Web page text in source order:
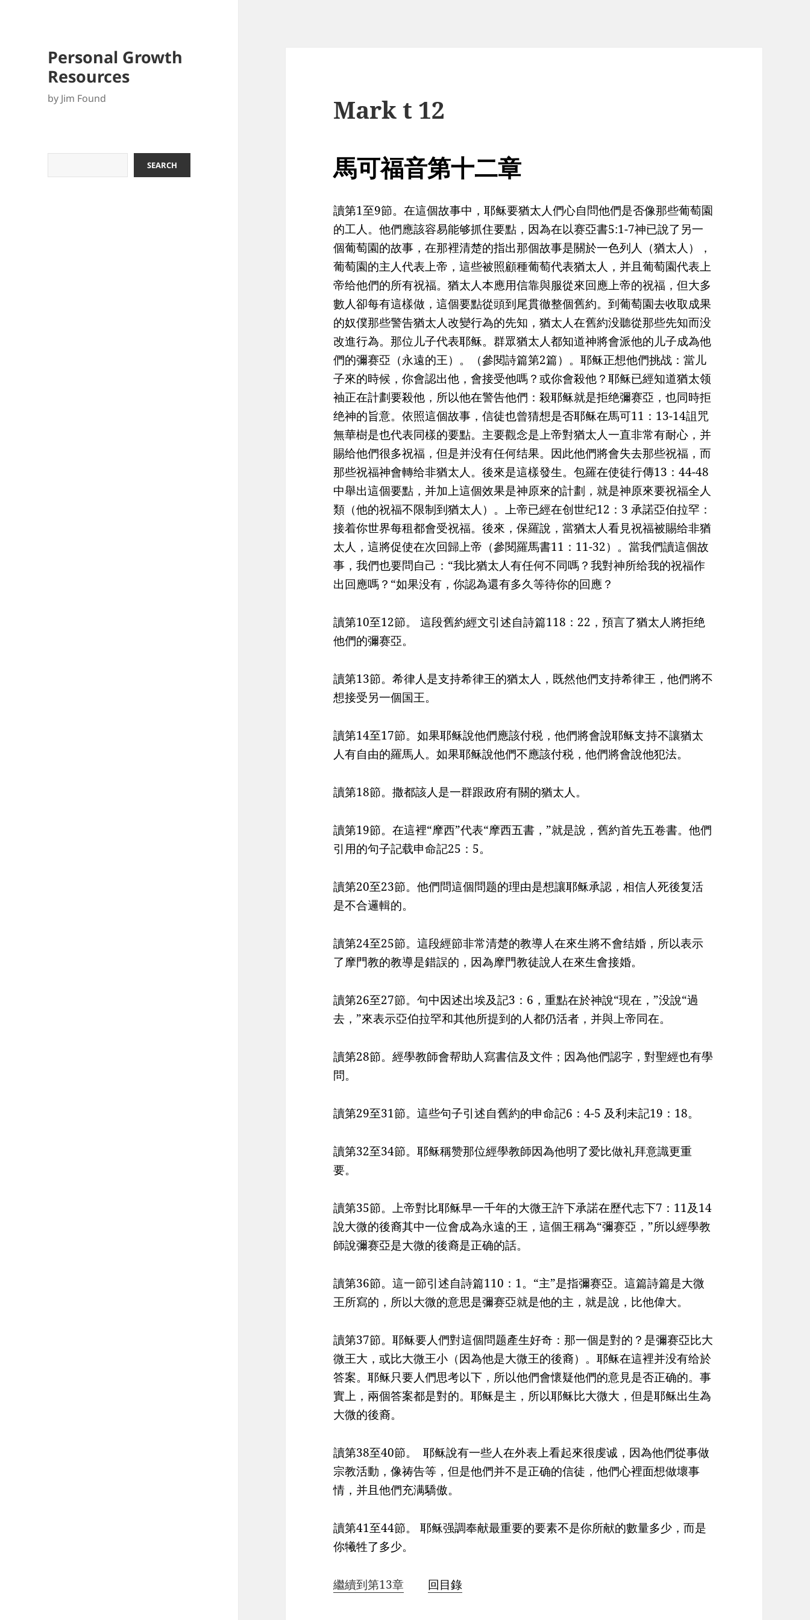
Personal Growth
Resources
by Jim Found
SEARCH
Mark t 12
馬可福音第十二章
讀第1至9節。在這個故事中，耶稣要猶太人們心自問他們是否像那些葡萄園
的工人。他們應該容易能够抓住要點，因為在以赛亞書5:1-7神已說了另一
個葡萄園的故事，在那裡清楚的指出那個故事是關於一色列人（猶太人），
葡萄園的主人代表上帝，這些被照顧種葡萄代表猶太人，并且葡萄園代表上
帝给他們的所有祝福。猶太人本應用信靠與服從來回應上帝的祝福，但大多
數人卻每有這樣做，這個要點從頭到尾貫徹整個舊約。到葡萄園去收取成果
的奴僕那些警告猶太人改變行為的先知，猶太人在舊約没聽從那些先知而没
改進行為。那位儿子代表耶稣。群眾猶太人都知道神將會派他的儿子成為他
們的彌赛亞（永遠的王）。（參閱詩篇第2篇）。耶稣正想他們挑战：當儿
子來的時候，你會認出他，會接受他嗎？或你會殺他？耶稣已經知道猶太领
袖正在計劃要殺他，所以他在警告他們：殺耶稣就是拒绝彌赛亞，也同時拒
绝神的旨意。依照這個故事，信徒也曾猜想是否耶稣在馬可11：13-14詛咒
無華樹是也代表同樣的要點。主要觀念是上帝對猶太人一直非常有耐心，并
賜给他們很多祝福，但是并没有任何结果。因此他們將會失去那些祝福，而
那些祝福神會轉给非猶太人。後來是這樣發生。包羅在使徒行傳13：44-48
中舉出這個要點，并加上這個效果是神原來的計劃，就是神原來要祝福全人
類（他的祝福不限制到猶太人）。上帝已經在创世纪12：3 承諾亞伯拉罕：
接着你世界每租都會受祝福。後來，保羅說，當猶太人看見祝福被賜给非猶
太人，這將促使在次回歸上帝（參閱羅馬書11：11-32）。當我們讀這個故
事，我們也要問自己：“我比猶太人有任何不同嗎？我對神所给我的祝福作
出回應嗎？“如果没有，你認為還有多久等待你的回應？
讀第10至12節。 這段舊約經文引述自詩篇118：22，預言了猶太人將拒绝
他們的彌赛亞。
讀第13節。希律人是支持希律王的猶太人，既然他們支持希律王，他們將不
想接受另一個国王。
讀第14至17節。如果耶稣說他們應該付税，他們將會說耶稣支持不讓猶太
人有自由的羅馬人。如果耶稣說他們不應該付税，他們將會說他犯法。
讀第18節。撒都該人是一群跟政府有關的猶太人。
讀第19節。在這裡“摩西”代表“摩西五書，”就是說，舊約首先五卷書。他們
引用的句子記载申命記25：5。
讀第20至23節。他們問這個問题的理由是想讓耶稣承認，相信人死後复活
是不合邏輯的。
讀第24至25節。這段經節非常清楚的教導人在來生將不會结婚，所以表示
了摩門教的教導是錯誤的，因為摩門教徒說人在來生會接婚。
讀第26至27節。句中因述出埃及記3：6，重點在於神說“現在，”没說“過
去，”來表示亞伯拉罕和其他所提到的人都仍活者，并與上帝同在。
讀第28節。經學教師會帮助人寫書信及文件；因為他們認字，對聖經也有學
問。
讀第29至31節。這些句子引述自舊約的申命記6：4-5 及利未記19：18。
讀第32至34節。耶稣稱赞那位經學教師因為他明了爱比做礼拜意識更重
要。
讀第35節。上帝對比耶稣早一千年的大微王許下承諾在歷代志下7：11及14
說大微的後裔其中一位會成為永遠的王，這個王稱為“彌赛亞，”所以經學教
師說彌赛亞是大微的後裔是正确的話。
讀第36節。這一節引述自詩篇110：1。“主”是指彌赛亞。這篇詩篇是大微
王所寫的，所以大微的意思是彌赛亞就是他的主，就是說，比他偉大。
讀第37節。耶稣要人們對這個問题產生好奇：那一個是對的？是彌赛亞比大
微王大，或比大微王小（因為他是大微王的後裔）。耶稣在這裡并没有给於
答案。耶稣只要人們思考以下，所以他們會懷疑他們的意見是否正确的。事
實上，兩個答案都是對的。耶稣是主，所以耶稣比大微大，但是耶稣出生為
大微的後裔。
讀第38至40節。 耶稣說有一些人在外表上看起來很虔诚，因為他們從事做
宗教活動，像祷告等，但是他們并不是正确的信徒，他們心裡面想做壞事
情，并且他們充满驕傲。
讀第41至44節。 耶稣强調奉献最重要的要素不是你所献的數量多少，而是
你犧牲了多少。
繼續到第13章 回目錄